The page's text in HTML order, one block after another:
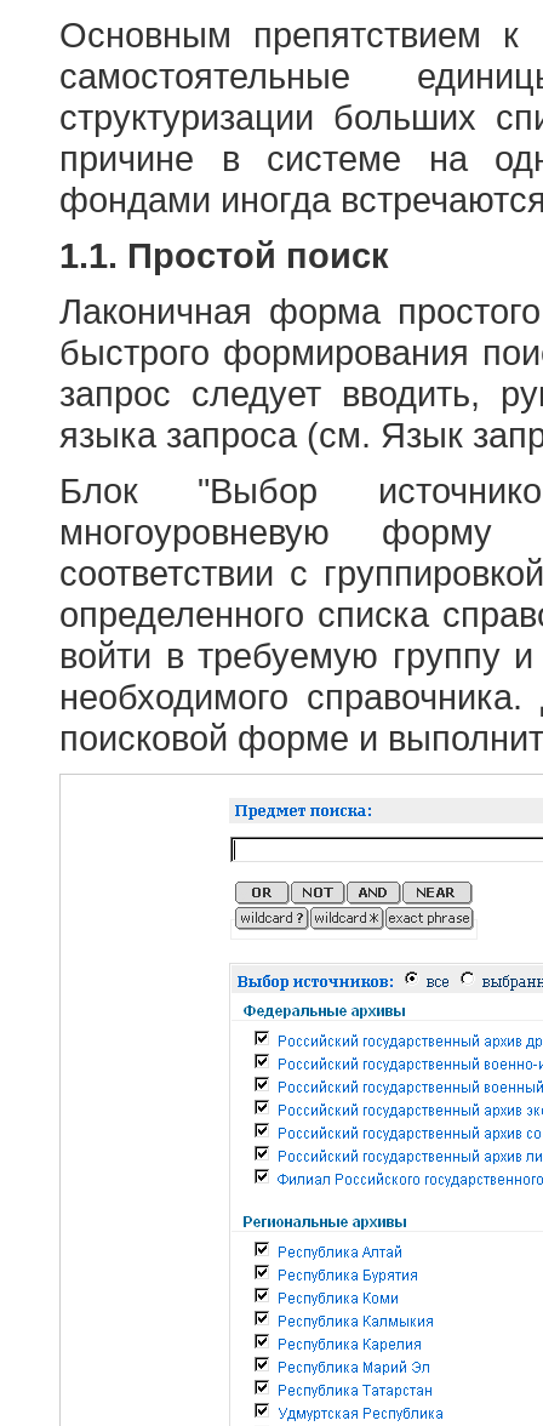
Основным препятствием
самостоятельные
структуризации больших
причине в системе на
фондами иногда
1.1. Простой поиск
Лаконичная форма
быстрого формирования
запрос следует вводить,
языка запроса (см. Язык
Блок "Выбор
многоуровневую форму
соответствии с
определенного списка
войти в требуемую группу и
необходимого
поисковой форме и